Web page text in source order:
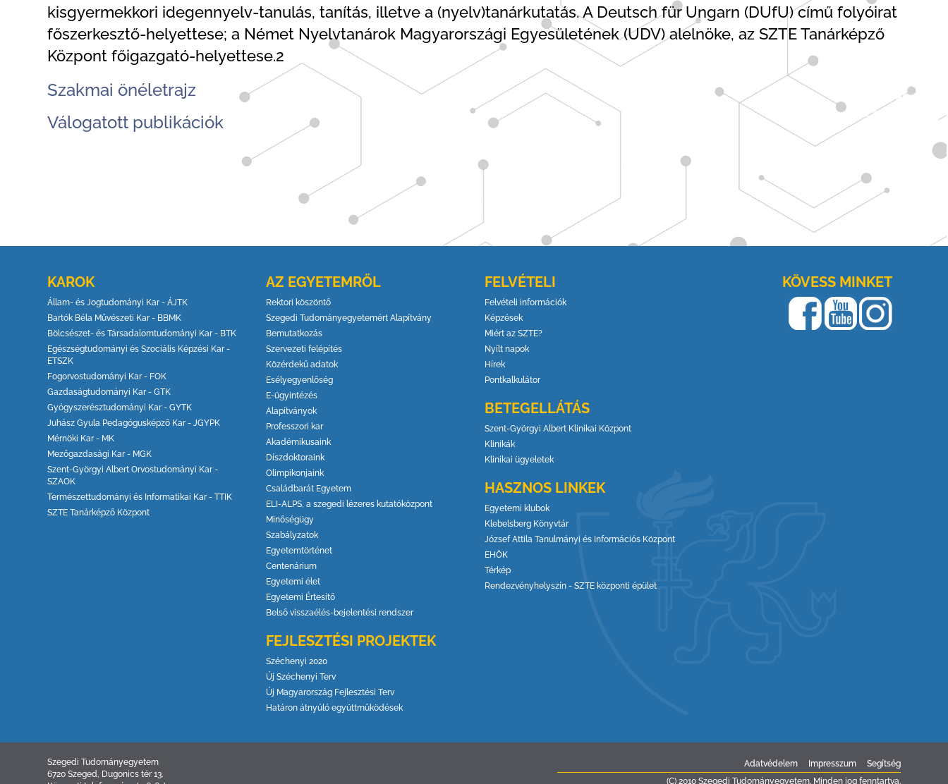
kisgyermekkori idegennyelv-tanulás, tanítás, illetve a (nyelv)tanárkutatás. A Deutsch für Ungarn (DUfU) című folyóirat
főszerkesztő-helyettese; a Német Nyelvtanárok Magyarországi Egyesületének (UDV) alelnöke, az SZTE Tanárképző
Központ főigazgató-helyettese.2
Szakmai önéletrajz
Válogatott publikációk
KAROK
Állam- és Jogtudományi Kar - ÁJTK
Bartók Béla Művészeti Kar - BBMK
Bölcsészet- és Társadalomtudományi Kar - BTK
Egészségtudományi és Szociális Képzési Kar -
ETSZK
Fogorvostudományi Kar - FOK
Gazdaságtudományi Kar - GTK
Gyógyszerésztudományi Kar - GYTK
Juhász Gyula Pedagógusképző Kar - JGYPK
Mérnöki Kar - MK
Mezőgazdasági Kar - MGK
Szent-Györgyi Albert Orvostudományi Kar -
SZAOK
Természettudományi és Informatikai Kar - TTIK
SZTE Tanárképző Központ
AZ EGYETEMRŐL
Rektori köszöntő
Szegedi Tudományegyetemért Alapítvány
Bemutatkozás
Szervezeti felépítés
Közérdekű adatok
Esélyegyenlőség
E-ügyintézés
Alapítványok
Professzori kar
Akadémikusaink
Díszdoktoraink
Olimpikonjaink
Családbarát Egyetem
ELI-ALPS, a szegedi lézeres kutatóközpont
Minőségügy
Szabályzatok
Egyetemtörténet
Centenárium
Egyetemi élet
Egyetemi Értesítő
Belső visszaélés-bejelentési rendszer
FEJLESZTÉSI PROJEKTEK
Széchenyi 2020
Új Széchenyi Terv
Új Magyarország Fejlesztési Terv
Határon átnyúló együttműködések
FELVÉTELI
Felvételi információk
Képzések
Miért az SZTE?
Nyílt napok
Hírek
Pontkalkulátor
BETEGELLÁTÁS
Szent-Györgyi Albert Klinikai Központ
Klinikák
Klinikai ügyeletek
HASZNOS LINKEK
Egyetemi klubok
Klebelsberg Könyvtár
József Attila Tanulmányi és Információs Központ
EHÖK
Térkép
Rendezvényhelyszín - SZTE központi épület
KÖVESS MINKET
Szegedi Tudományegyetem
6720 Szeged, Dugonics tér 13.
Adatvédelem Impresszum
Segítség
(C) 2010 Szegedi Tudományegyetem. Minden jog fenntartva.